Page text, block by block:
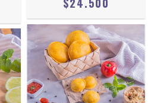
$24.500